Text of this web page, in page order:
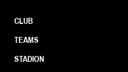
CLUB
TEAMS
STADION